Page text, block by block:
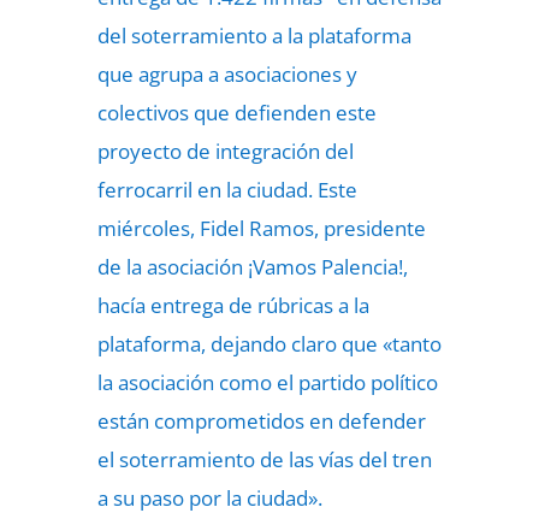
del soterramiento a la plataforma
que agrupa a asociaciones y
colectivos que defienden este
proyecto de integración del
ferrocarril en la ciudad. Este
miércoles, Fidel Ramos, presidente
de la asociación ¡Vamos Palencia!,
hacía entrega de rúbricas a la
plataforma, dejando claro que «tanto
la asociación como el partido político
están comprometidos en defender
el soterramiento de las vías del tren
a su paso por la ciudad».